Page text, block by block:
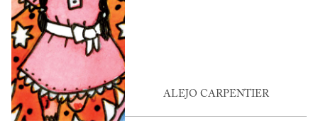
ALEJO CARPENTIER